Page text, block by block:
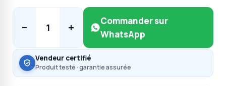
− 1 +
Commander sur
WhatsApp
Vendeur certifié
Produit testé · garantie assurée